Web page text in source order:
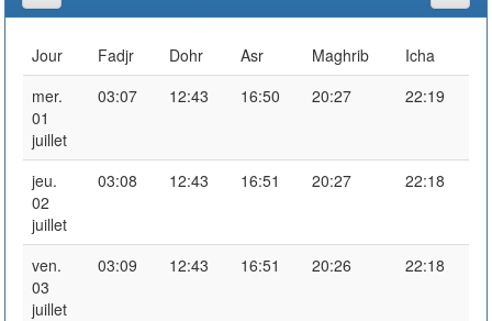
Jour Fadjr Dohr Asr Maghrib
Icha
mer.
01
juillet
03:07 12:43 16:50 20:27 22:19
jeu.
02
juillet
03:08 12:43 16:51 20:27 22:18
ven.
03
juillet
03:09 12:43 16:51 20:26 22:18